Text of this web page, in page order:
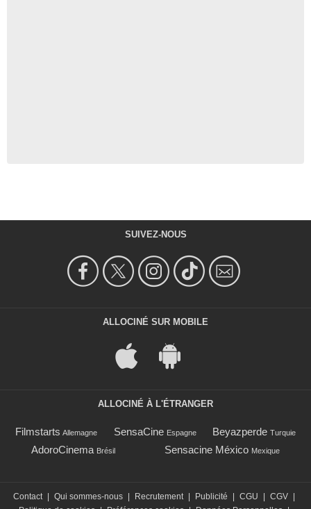
SUIVEZ-NOUS
ALLOCINÉ SUR MOBILE
ALLOCINÉ À L'ÉTRANGER
Filmstarts Allemagne SensaCine Espagne Beyazperde Turquie
AdoroCinema Brésil Sensacine México Mexique
Contact | Qui sommes-nous | Recrutement | Publicité | CGU | CGV |